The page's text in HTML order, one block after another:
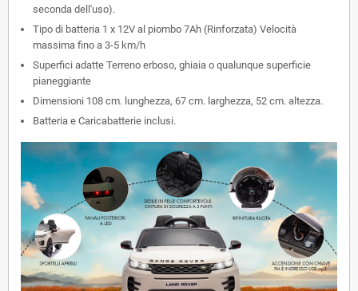
seconda dell'uso).
Tipo di batteria 1 x 12V al piombo 7Ah (Rinforzata) Velocità
massima fino a 3-5 km/h
Superfici adatte Terreno erboso, ghiaia o qualunque superficie
pianeggiante
Dimensioni 108 cm. lunghezza, 67 cm. larghezza, 52 cm. altezza.
Batteria e Caricabatterie inclusi.